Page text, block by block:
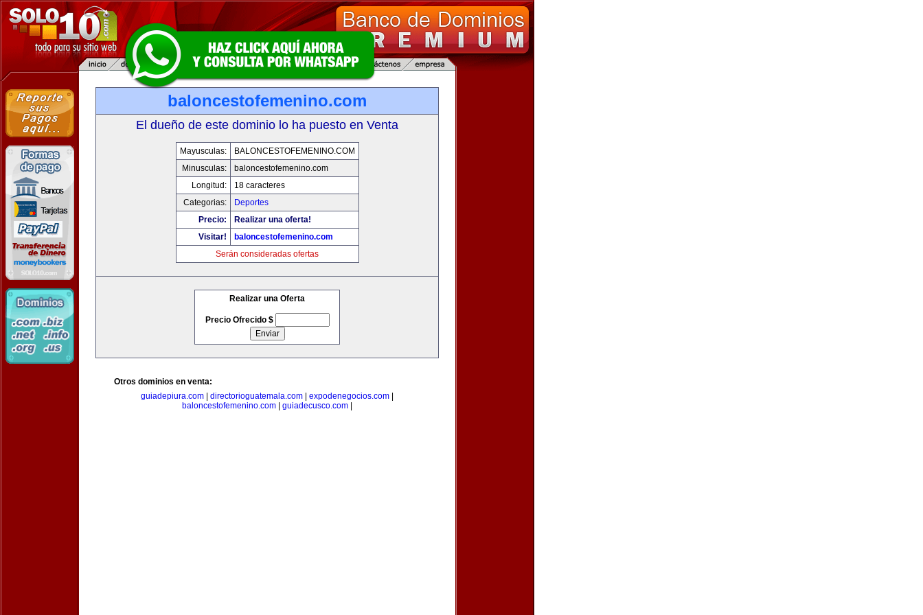
baloncestofemenino.com
El dueño de este dominio lo ha puesto en Venta
Mayusculas:
BALONCESTOFEMENINO.COM
Minusculas:
baloncestofemenino.com
Longitud:
18 caracteres
Categorias:
Deportes
Precio:
Realizar una oferta!
Visitar!
baloncestofemenino.com
Serán consideradas ofertas
Realizar una Oferta
Precio Ofrecido $
Otros dominios en venta:
guiadepiura.com
directorioguatemala.com expodenegocios.com
baloncestofemenino.com
guiadecusco.com